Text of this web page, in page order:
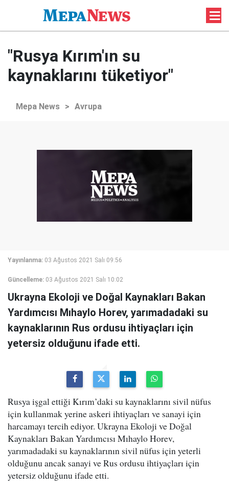
"Rusya Kırım'ın su
kaynaklarını tüketiyor"
Mepa News > Avrupa
Yayınlanma: 03 Ağustos 2021 Salı 09:56
Güncelleme: 03 Ağustos 2021 Salı 10:02
Ukrayna Ekoloji ve Doğal Kaynakları Bakan
Yardımcısı Mıhaylo Horev, yarımadadaki su
kaynaklarının Rus ordusu ihtiyaçları için
yetersiz olduğunu ifade etti.
Rusya işgal ettiği Kırım’daki su kaynaklarını sivil nüfus
için kullanmak yerine askeri ihtiyaçları ve sanayi için
harcamayı tercih ediyor. Ukrayna Ekoloji ve Doğal
Kaynakları Bakan Yardımcısı Mıhaylo Horev,
yarımadadaki su kaynaklarının sivil nüfus için yeterli
olduğunu ancak sanayi ve Rus ordusu ihtiyaçları için
yetersiz olduğunu ifade etti.